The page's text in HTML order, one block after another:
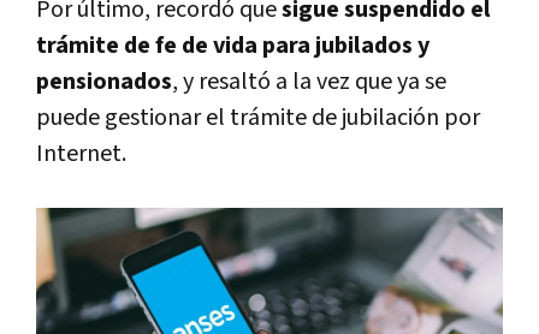
Por último, recordó quesigue suspendido el
trámite de fe de vida para jubilados y
pensionados, y resaltó a la vez que ya se
puede gestionar el trámite de jubilación por
Internet.